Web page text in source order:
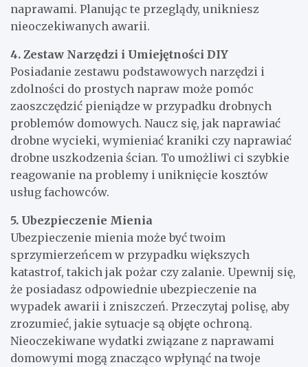
naprawami. Planując te przeglądy, unikniesz
nieoczekiwanych awarii.
4. Zestaw Narzędzi i Umiejętności DIY
Posiadanie zestawu podstawowych narzędzi i
zdolności do prostych napraw może pomóc
zaoszczędzić pieniądze w przypadku drobnych
problemów domowych. Naucz się, jak naprawiać
drobne wycieki, wymieniać kraniki czy naprawiać
drobne uszkodzenia ścian. To umożliwi ci szybkie
reagowanie na problemy i uniknięcie kosztów
usług fachowców.
5. Ubezpieczenie Mienia
Ubezpieczenie mienia może być twoim
sprzymierzeńcem w przypadku większych
katastrof, takich jak pożar czy zalanie. Upewnij się,
że posiadasz odpowiednie ubezpieczenie na
wypadek awarii i zniszczeń. Przeczytaj polisę, aby
zrozumieć, jakie sytuacje są objęte ochroną.
Nieoczekiwane wydatki związane z naprawami
domowymi mogą znacząco wpłynąć na twoje